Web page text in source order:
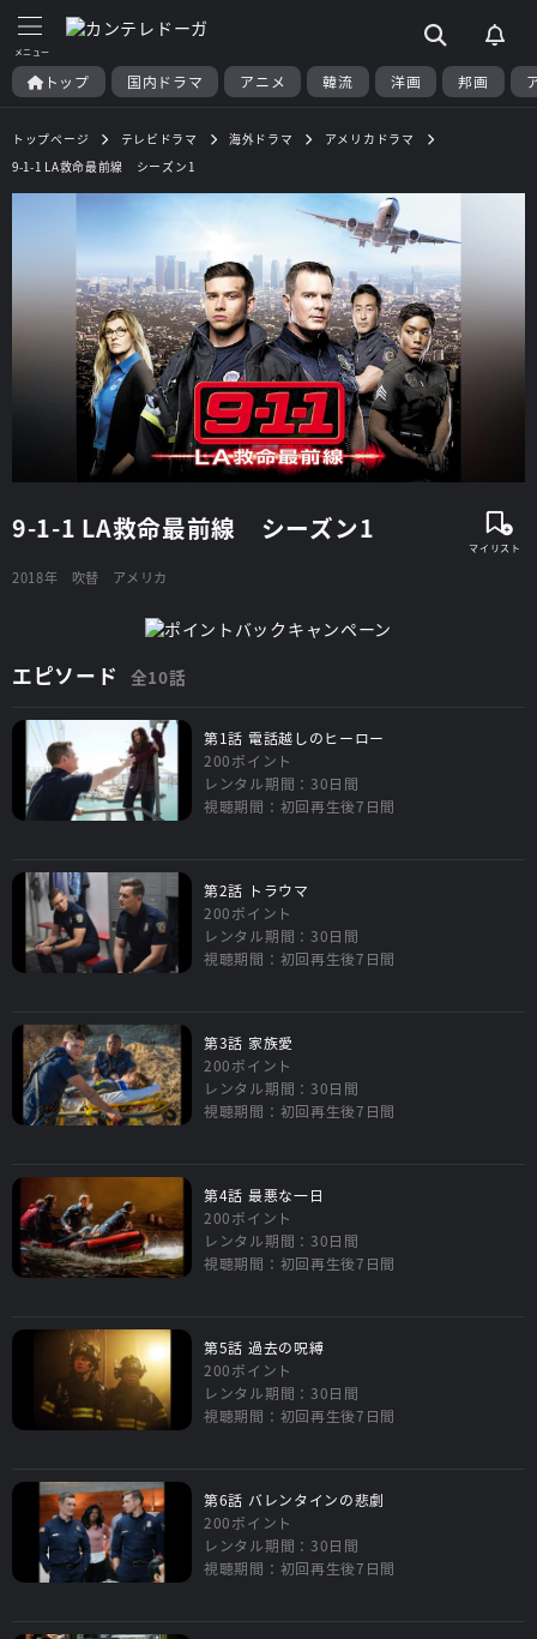
トップ 国内ドラマ アニメ 韓流 洋画 邦画
トップページ テレビドラマ 海外ドラマ
アメリカドラマ
9-1-1 LA救命最前線 シーズン1
9-1-1 LA救命最前線 シーズン1
2018年 吹替 アメリカ
エピソード 全10話
第1話 電話越しのヒーロー
200ポイント
レンタル期間：30日間
視聴期間：初回再生後7日間
第2話 トラウマ
200ポイント
レンタル期間：30日間
視聴期間：初回再生後7日間
第3話 家族愛
200ポイント
レンタル期間：30日間
視聴期間：初回再生後7日間
第4話 最悪な一日
200ポイント
レンタル期間：30日間
視聴期間：初回再生後7日間
第5話 過去の呪縛
200ポイント
レンタル期間：30日間
視聴期間：初回再生後7日間
第6話 バレンタインの悲劇
200ポイント
レンタル期間：30日間
視聴期間：初回再生後7日間